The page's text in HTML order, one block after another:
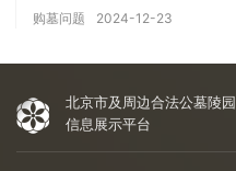
购墓问题 2024-12-23
北京市及周边合法公墓陵园
信息展示平台